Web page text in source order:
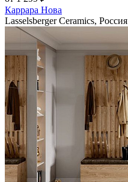
Каррара Нова
Lasselsberger Ceramics, Россия